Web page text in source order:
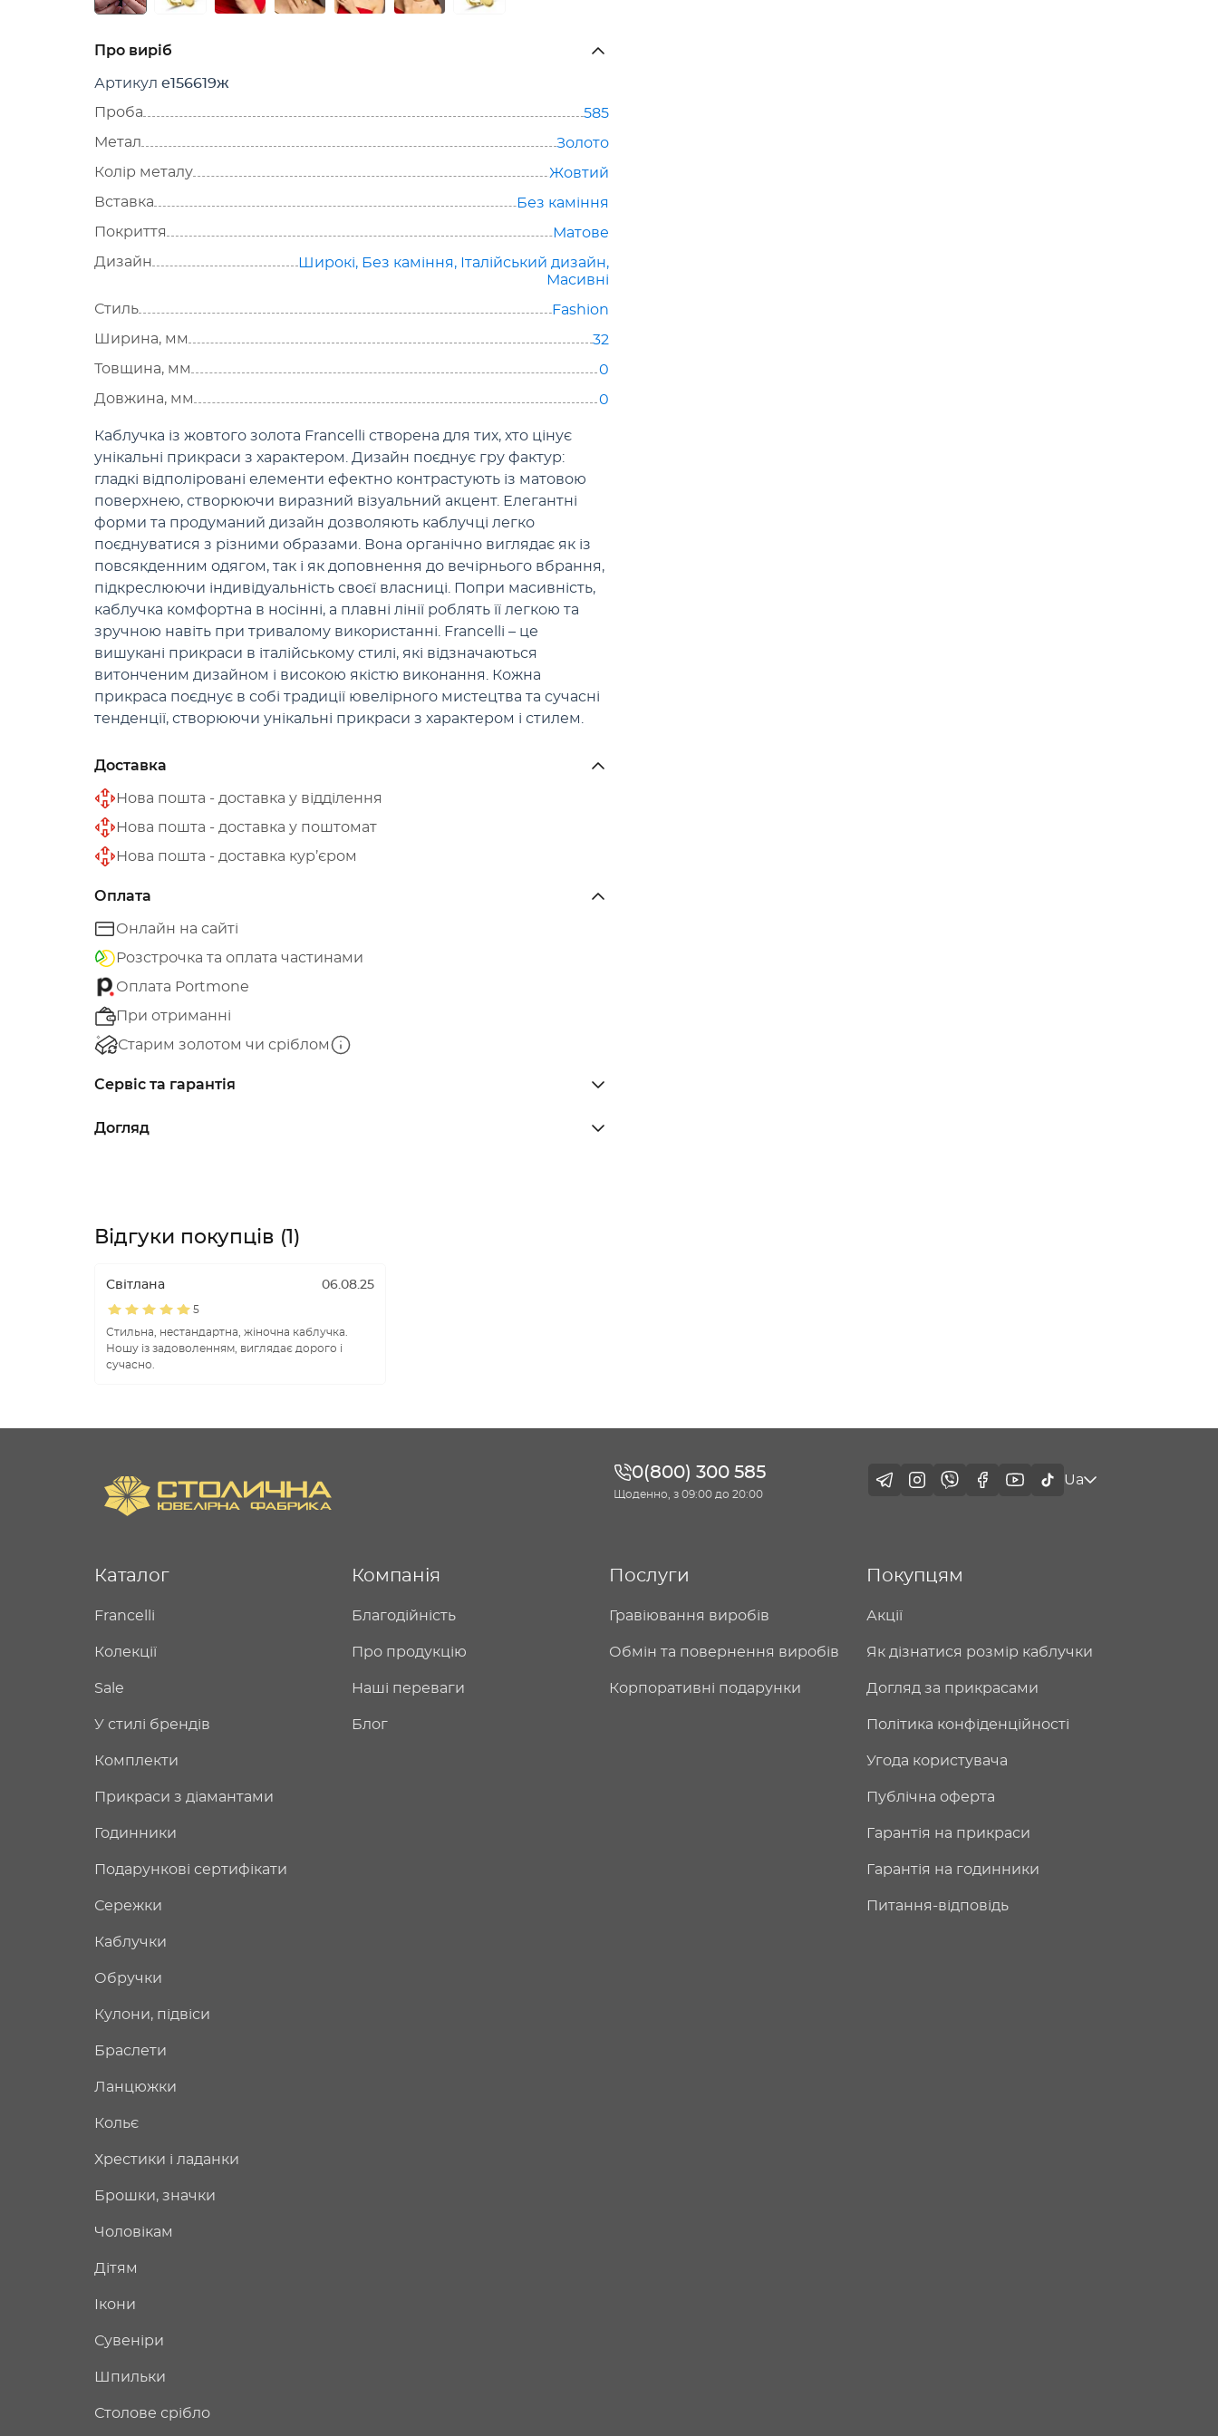
Про виріб
Артикул е156619ж
Проба
585
Метал
Золото
Колір металу
Жовтий
Вставка
Без каміння
Покриття
Матове
Дизайн
Широкі, Без каміння, Італійський дизайн,
Масивні
Стиль
Fashion
Ширина, мм
32
Товщина, мм
0
Довжина, мм
0
Каблучка із жовтого золота Francelli створена для тих, хто цінує
унікальні прикраси з характером. Дизайн поєднує гру фактур:
гладкі відполіровані елементи ефектно контрастують із матовою
поверхнею, створюючи виразний візуальний акцент. Елегантні
форми та продуманий дизайн дозволяють каблучці легко
поєднуватися з різними образами. Вона органічно виглядає як із
повсякденним одягом, так і як доповнення до вечірнього вбрання,
підкреслюючи індивідуальність своєї власниці. Попри масивність,
каблучка комфортна в носінні, а плавні лінії роблять її легкою та
зручною навіть при тривалому використанні. Francelli – це
вишукані прикраси в італійському стилі, які відзначаються
витонченим дизайном і високою якістю виконання. Кожна
прикраса поєднує в собі традиції ювелірного мистецтва та сучасні
тенденції, створюючи унікальні прикраси з характером і стилем.
Доставка
Нова пошта - доставка у відділення
Нова пошта - доставка у поштомат
Нова пошта - доставка кур’єром
Оплата
Онлайн на сайті
Розстрочка та оплата частинами
Оплата Portmone
При отриманні
Старим золотом чи сріблом
Сервіс та гарантія
Догляд
Відгуки покупців (1)
Світлана 06.08.25
5
Стильна, нестандартна, жіночна каблучка.
Ношу із задоволенням, виглядає дорого і
сучасно.
0(800) 300 585
Щоденно, з 09:00 до 20:00
Ua
Каталог
Francelli
Колекції
Sale
У стилі брендів
Комплекти
Прикраси з діамантами
Годинники
Подарункові сертифікати
Сережки
Каблучки
Обручки
Кулони, підвіси
Браслети
Ланцюжки
Кольє
Хрестики і ладанки
Брошки, значки
Чоловікам
Дітям
Ікони
Сувеніри
Шпильки
Столове срібло
Компанія
Благодійність
Про продукцію
Наші переваги
Блог
Послуги
Гравіювання виробів
Обмін та повернення виробів
Корпоративні подарунки
Покупцям
Акції
Як дізнатися розмір каблучки
Догляд за прикрасами
Політика конфіденційності
Угода користувача
Публічна оферта
Гарантія на прикраси
Гарантія на годинники
Питання-відповідь